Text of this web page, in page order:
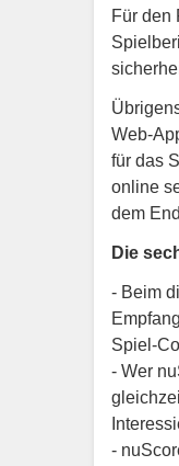
Für den
Web-
für das
online
dem
Die
- Beim
Spiel-
- Wer
-